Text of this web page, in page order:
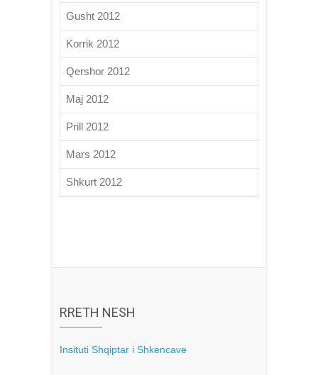
Gusht 2012
Korrik 2012
Qershor 2012
Maj 2012
Prill 2012
Mars 2012
Shkurt 2012
RRETH NESH
Insituti Shqiptar i Shkencave